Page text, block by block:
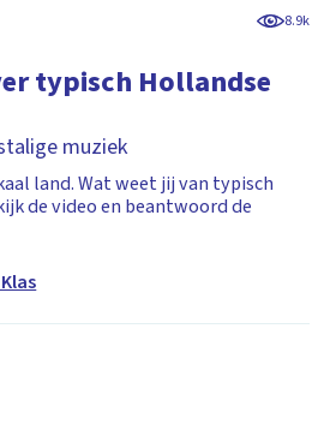
8.9k
typisch Hollandse
muziek
land. Wat weet jij van typisch
de video en beantwoord de